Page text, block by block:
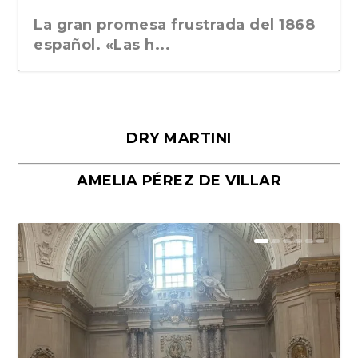
La gran promesa frustrada del 1868
español. «Las h...
Málaga, verso en azul, de Rafael
Porras y Salvador...
«La cocina hebrea. Alimentación
del pueblo judío e...
DRY MARTINI
AMELIA PÉREZ DE VILLAR